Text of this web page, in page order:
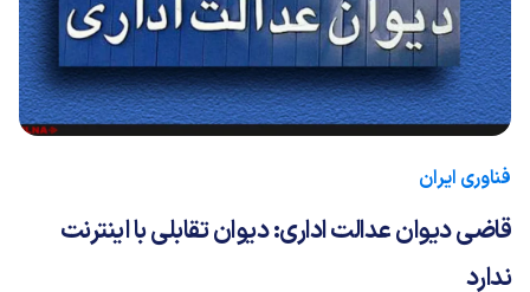
فناوری ایران
قاضی دیوان عدالت اداری: دیوان تقابلی با اینترنت
ندارد